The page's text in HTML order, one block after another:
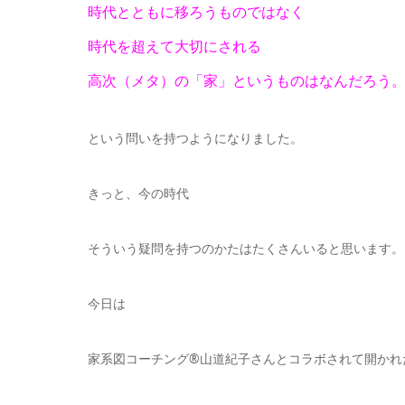
時代とともに移ろうものではなく
時代を超えて大切にされる
高次（メタ） の「家」というものはなんだろう。
という問いを持つようになりました。
きっと、今の時代
そういう疑問を持つのかたはたくさんいると思います。
今日は
家系図コーチング®️山道紀子さんとコラボされて開かれ